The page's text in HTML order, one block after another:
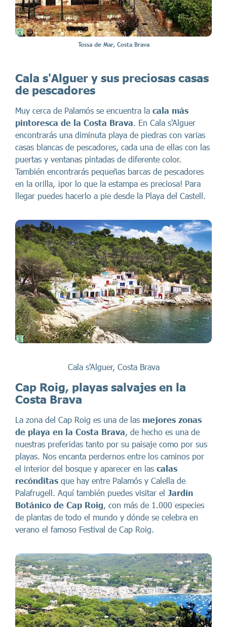
Tossa de Mar, Costa Brava
Cala s'Alguer y sus preciosas casas
de pescadores
Muy cerca de Palamós se encuentra la cala más
pintoresca de la Costa Brava. En Cala s'Alguer
encontrarás una diminuta playa de piedras con varias
casas blancas de pescadores, cada una de ellas con las
puertas y ventanas pintadas de diferente color.
También encontrarás pequeñas barcas de pescadores
en la orilla, ¡por lo que la estampa es preciosa! Para
llegar puedes hacerlo a pie desde la Playa del Castell.
Cala s'Alguer, Costa Brava
Cap Roig, playas salvajes en la
Costa Brava
La zona del Cap Roig es una de las mejores zonas
de playa en la Costa Brava, de hecho es una de
nuestras preferidas tanto por su paisaje como por sus
playas. Nos encanta perdernos entre los caminos por
el interior del bosque y aparecer en las calas
recónditas que hay entre Palamós y Calella de
Palafrugell. Aquí también puedes visitar el Jardín
Botánico de Cap Roig, con más de 1.000 especies
de plantas de todo el mundo y dónde se celebra en
verano el famoso Festival de Cap Roig.